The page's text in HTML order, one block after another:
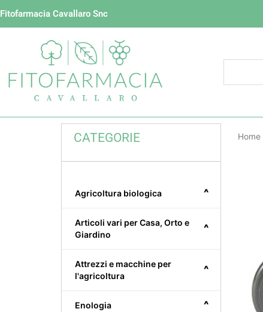
Vai
Fitofarmacia Cavallaro Snc
CATEGORIE
^
Agricoltura biologica
^
Articoli vari per Casa, Orto e
Giardino
^
Attrezzi e macchine per
l'agricoltura
^
Enologia
Home